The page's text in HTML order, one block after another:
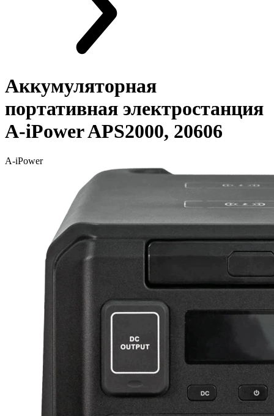
Аккумуляторная
портативная электростанция
A-iPower APS2000, 20606
A-iPower